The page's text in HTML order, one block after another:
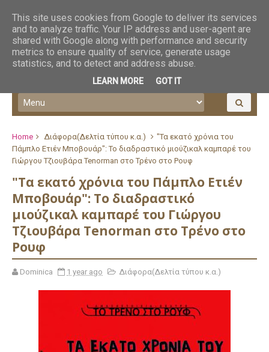
Home Διάφορα(Δελτία τύπου κ.α.)
"Τα εκατό χρόνια του
Πάμπλο Ετιέν Μποβουάρ": Το διαδραστικό μιούζικαλ καμπαρέ του
Γιώργου Τζιουβάρα Tenorman στο Τρένο στο Ρουφ
"Τα εκατό χρόνια του Πάμπλο Ετιέν
Μποβουάρ": Το διαδραστικό
μιούζικαλ καμπαρέ του Γιώργου
Τζιουβάρα Tenorman στο Τρένο στο
Ρουφ
Dominica 1 year ago Διάφορα(Δελτία τύπου κ.α.)
This site uses cookies from Google to deliver its services
and to analyze traffic. Your IP address and user-agent are
shared with Google along with performance and security
metrics to ensure quality of service, generate usage
statistics, and to detect and address abuse.
LEARN MORE GOT IT